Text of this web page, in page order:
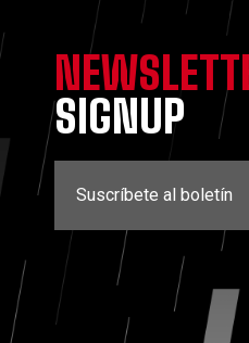
SIGNUP
Suscríbete al boletín